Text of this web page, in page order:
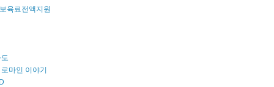
육료전액지원
마인 이야기